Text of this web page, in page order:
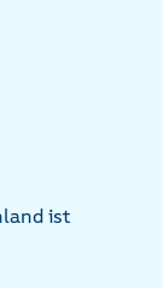
ist